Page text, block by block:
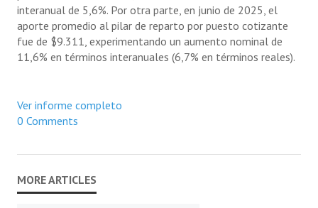
interanual de 5,6%. Por otra parte, en junio de 2025, el
aporte promedio al pilar de reparto por puesto cotizante
fue de $9.311, experimentando un aumento nominal de
11,6% en términos interanuales (6,7% en términos reales).
Ver informe completo
0 Comments